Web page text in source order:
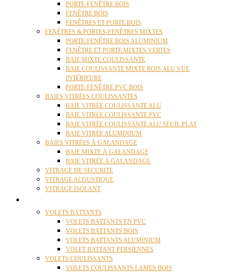
PORTE-FENÊTRE BOIS
FENÊTRE BOIS
FENÊTRES ET PORTE BOIS
FENÊTRES & PORTES-FENÊTRES MIXTES
PORTE-FENÊTRE BOIS ALUMINIUM
FENÊTRE ET PORTE MIXTES VERTES
BAIE MIXTE COULISSANTE
BAIE COULISSANTE MIXTE BOIS ALU VUE
INTÉRIEURE
PORTE-FENÊTRE PVC BOIS
BAIES VITRÉES COULISSANTES
BAIE VITRÉE COULISSANTE ALU
BAIE VITRÉE COULISSANTE PVC
BAIE VITRÉE COULISSANTE ALU SEUIL PLAT
BAIE VITRÉE ALUMINIUM
BAIES VITRÉES À GALANDAGE
BAIE MIXTE À GALANDAGE
BAIE VITRÉE À GALANDAGE
VITRAGE DE SECURITE
VITRAGE ACOUSTIQUE
VITRAGE ISOLANT
VOLETS BATTANTS
VOLETS BATTANTS EN PVC
VOLETS BATTANTS BOIS
VOLETS BATTANTS ALUMINIUM
VOLET BATTANT PERSIENNES
VOLETS COULISSANTS
VOLETS COULISSANTS LAMES BOIS